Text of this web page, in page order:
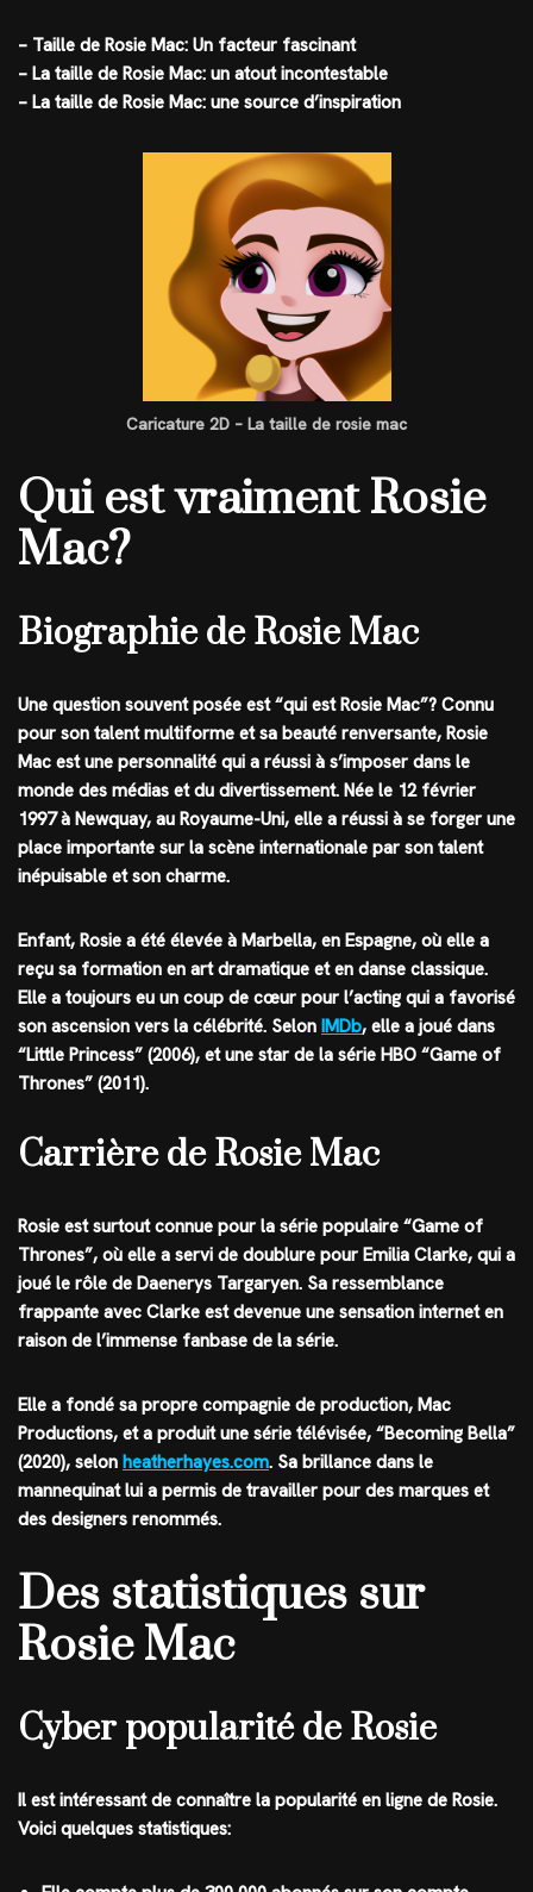
– Taille de Rosie Mac: Un facteur fascinant
– La taille de Rosie Mac: un atout incontestable
– La taille de Rosie Mac: une source d’inspiration
Caricature 2D – La taille de rosie mac
Qui est vraiment Rosie
Mac?
Biographie de Rosie Mac
Une question souvent posée est “qui est Rosie Mac”? Connu
pour son talent multiforme et sa beauté renversante, Rosie
Mac est une personnalité qui a réussi à s’imposer dans le
monde des médias et du divertissement. Née le 12 février
1997 à Newquay, au Royaume-Uni, elle a réussi à se forger une
place importante sur la scène internationale par son talent
inépuisable et son charme.
Enfant, Rosie a été élevée à Marbella, en Espagne, où elle a
reçu sa formation en art dramatique et en danse classique.
Elle a toujours eu un coup de cœur pour l’acting qui a favorisé
son ascension vers la célébrité. Selon IMDb, elle a joué dans
“Little Princess” (2006), et une star de la série HBO “Game of
Thrones” (2011).
Carrière de Rosie Mac
Rosie est surtout connue pour la série populaire “Game of
Thrones”, où elle a servi de doublure pour Emilia Clarke, qui a
joué le rôle de Daenerys Targaryen. Sa ressemblance
frappante avec Clarke est devenue une sensation internet en
raison de l’immense fanbase de la série.
Elle a fondé sa propre compagnie de production, Mac
Productions, et a produit une série télévisée, “Becoming Bella”
(2020), selon heatherhayes.com. Sa brillance dans le
mannequinat lui a permis de travailler pour des marques et
des designers renommés.
Des statistiques sur
Rosie Mac
Cyber popularité de Rosie
Il est intéressant de connaître la popularité en ligne de Rosie.
Voici quelques statistiques: